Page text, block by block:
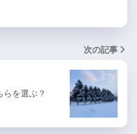
次の記事
を選ぶ？